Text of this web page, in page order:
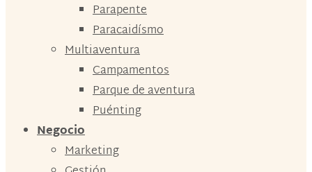
Parapente
Paracaidísmo
Multiaventura
Campamentos
Parque de aventura
Puénting
Negocio
Marketing